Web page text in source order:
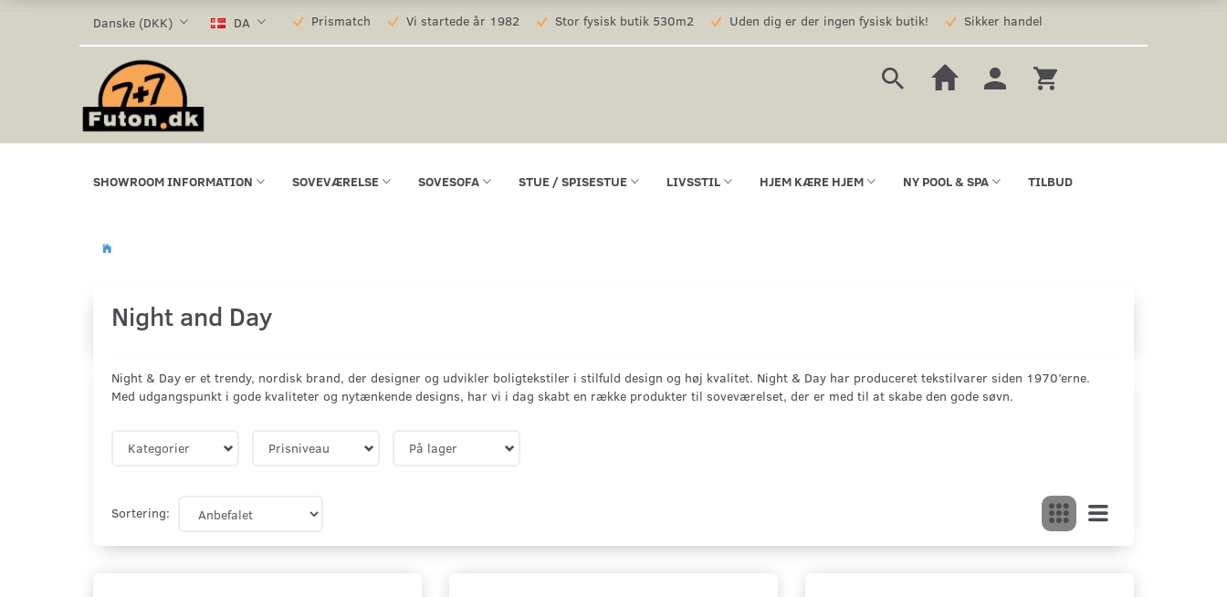
Danske (DKK) DA Prismatch Vi startede år 1982 Stor fysisk butik 530m2 Uden dig er der ingen fysisk butik! Sikker handel
SHOWROOM INFORMATION SOVEVÆRELSE SOVESOFA STUE / SPISESTUE LIVSSTIL HJEM KÆRE HJEM NY POOL & SPA TILBUD
Night and Day
Night & Day er et trendy, nordisk brand, der designer og udvikler boligtekstiler i stilfuld design og høj kvalitet. Night & Day har produceret tekstilvarer siden 1970’erne.
Med udgangspunkt i gode kvaliteter og nytænkende designs, har vi i dag skabt en række produkter til soveværelset, der er med til at skabe den gode søvn.
Kategorier Prisniveau På lager
Sortering: